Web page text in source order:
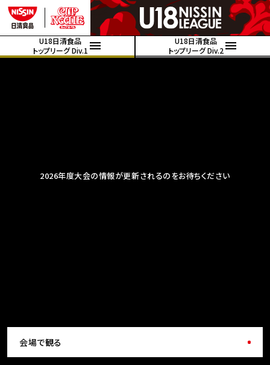
U18日清食品
トップリーグ Div.1
U18日清食品
トップリーグ Div.2
2026年度大会の情報が更新されるのをお待ちください
会場で観る